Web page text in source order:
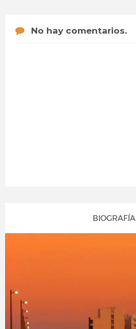
No hay comentarios.
BIOGRAFÍA